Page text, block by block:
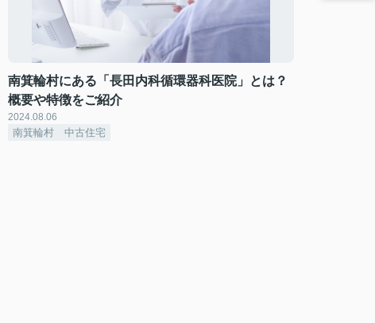
南箕輪村にある「長田内科循環器科医院」とは？
概要や特徴をご紹介
2024.08.06
南箕輪村 中古住宅